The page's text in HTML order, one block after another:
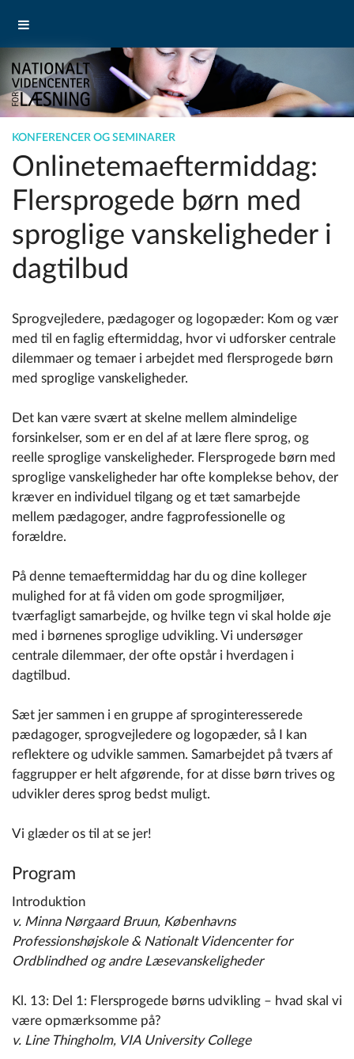
KONFERENCER OG SEMINARER
Onlinetemaeftermiddag:
Flersprogede børn med
sproglige vanskeligheder i
dagtilbud
Sprogvejledere, pædagoger og logopæder: Kom og vær
med til en faglig eftermiddag, hvor vi udforsker centrale
dilemmaer og temaer i arbejdet med flersprogede børn
med sproglige vanskeligheder.
Det kan være svært at skelne mellem almindelige
forsinkelser, som er en del af at lære flere sprog, og
reelle sproglige vanskeligheder. Flersprogede børn med
sproglige vanskeligheder har ofte komplekse behov, der
kræver en individuel tilgang og et tæt samarbejde
mellem pædagoger, andre fagprofessionelle og
forældre.
På denne temaeftermiddag har du og dine kolleger
mulighed for at få viden om gode sprogmiljøer,
tværfagligt samarbejde, og hvilke tegn vi skal holde øje
med i børnenes sproglige udvikling. Vi undersøger
centrale dilemmaer, der ofte opstår i hverdagen i
dagtilbud.
Sæt jer sammen i en gruppe af sproginteresserede
pædagoger, sprogvejledere og logopæder, så I kan
reflektere og udvikle sammen. Samarbejdet på tværs af
faggrupper er helt afgørende, for at disse børn trives og
udvikler deres sprog bedst muligt.
Vi glæder os til at se jer!
Program
Introduktion
v. Minna Nørgaard Bruun, Københavns
Professionshøjskole & Nationalt Videncenter for
Ordblindhed og andre Læsevanskeligheder
Kl. 13: Del 1: Flersprogede børns udvikling – hvad skal vi
være opmærksomme på?
v. Line Thingholm, VIA University College